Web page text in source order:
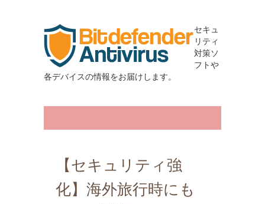
セキュ
リティ
対策ソ
フトや
各デバイスの情報をお届けします。
【セキュリティ強
化】海外旅行時にも